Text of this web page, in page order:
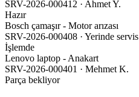
SRV-2026-000412 · Ahmet Y.
Hazır
Bosch çamaşır - Motor arızası
SRV-2026-000408 · Yerinde servis
İşlemde
Lenovo laptop - Anakart
SRV-2026-000401 · Mehmet K.
Parça bekliyor